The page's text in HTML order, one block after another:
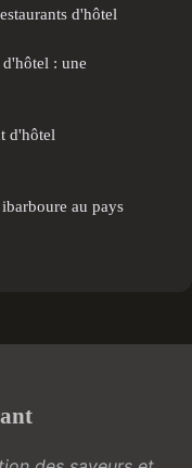
d'hôtel
d'hôtel : une
d'hôtel
au pays